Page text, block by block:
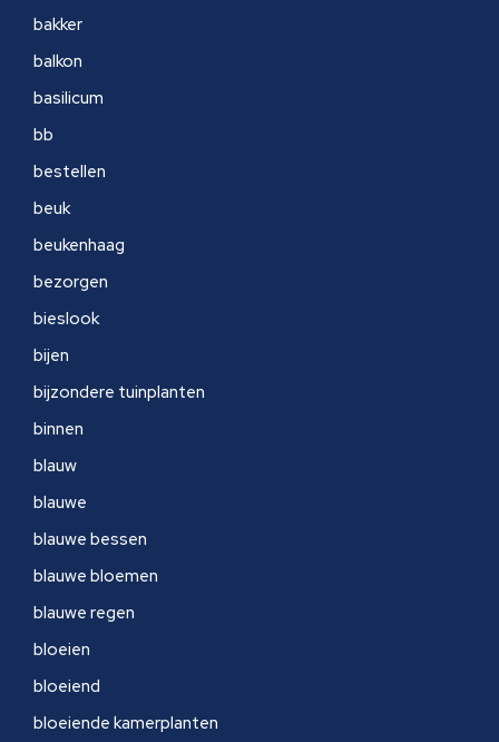
bakker
balkon
basilicum
bb
bestellen
beuk
beukenhaag
bezorgen
bieslook
bijen
bijzondere tuinplanten
binnen
blauw
blauwe
blauwe bessen
blauwe bloemen
blauwe regen
bloeien
bloeiend
bloeiende kamerplanten